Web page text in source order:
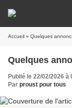
Accueil » Quelques
Quelques
Publié le 22/02/2026 à
Par proust pour tous